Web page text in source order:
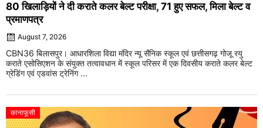
80 खिलाड़ियों ने दी कराते कलर बेल्ट परीक्षा, 71 हुए सफल, मिला बेल्ट व
प्रमाणपत्र
August 7, 2026
CBN36 बिलासपुर। आधारशिला विद्या मंदिर न्यू सैनिक स्कूल एवं छत्तीसगढ़ गोजू रयु
कराते एसोसिएशन के संयुक्त तत्वावधान में स्कूल परिसर में एक दिवसीय कराते कलर बेल्ट
ग्रेडिंग एवं एडवांस ट्रेनिंग ...
कानाफूसी